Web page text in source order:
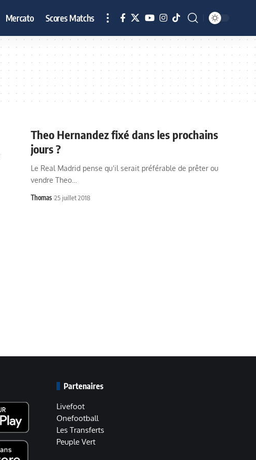
Mercato Scores Matchs
Theo Hernandez fixé dans les prochains
jours ?
Le Real Madrid pense qu'il serait préférable de prêter ou
vendre Theo…
Thomas 25 juillet 2018
Partenaires
Livefoot
Onefootball
Les Transferts
Peuple Vert